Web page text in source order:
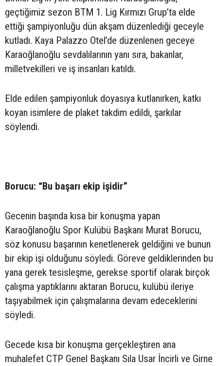
geçtiğimiz sezon BTM 1. Lig Kırmızı Grup’ta elde
ettiği şampiyonluğu dün akşam düzenlediği geceyle
kutladı. Kaya Palazzo Otel’de düzenlenen geceye
Karaoğlanoğlu sevdalılarının yanı sıra, bakanlar,
milletvekilleri ve iş insanları katıldı.
Elde edilen şampiyonluk doyasıya kutlanırken, katkı
koyan isimlere de plaket takdim edildi, şarkılar
söylendi.
Borucu: “Bu başarı ekip işidir”
Gecenin başında kısa bir konuşma yapan
Karaoğlanoğlu Spor Kulübü Başkanı Murat Borucu,
söz konusu başarının kenetlenerek geldiğini ve bunun
bir ekip işi olduğunu söyledi. Göreve geldiklerinden bu
yana gerek tesisleşme, gerekse sportif olarak birçok
çalışma yaptıklarını aktaran Borucu, kulübü ileriye
taşıyabilmek için çalışmalarına devam edeceklerini
söyledi.
Gecede kısa bir konuşma gerçekleştiren ana
muhalefet CTP Genel Başkanı Sıla Usar İncirli ve Girne